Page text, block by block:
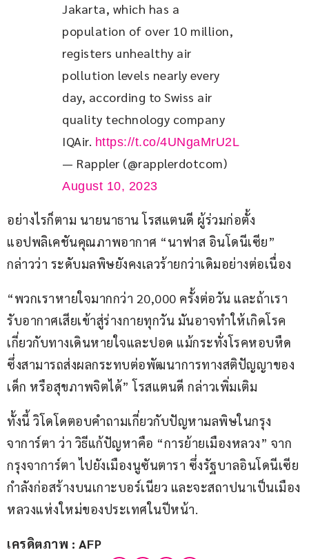
Jakarta, which has a
population of over 10 million,
registers unhealthy air
pollution levels nearly every
day, according to Swiss air
quality technology company
IQAir. https://t.co/4UNgaMrU2L
— Rappler (@rapplerdotcom)
August 10, 2023
อย่างไรก็ตาม นายนาธาน โรสแตนดี ผู้ร่วมก่อตั้ง
แอปพลิเคชันคุณภาพอากาศ “นาฟาส อินโดนีเซีย”
กล่าวว่า ระดับมลพิษยังคงเลวร้ายกว่าเดิมอย่างต่อเนื่อง
“พวกเราหายใจมากกว่า 20,000 ครั้งต่อวัน และถ้าเรา
รับอากาศเสียเข้าสู่ร่างกายทุกวัน มันอาจทำให้เกิดโรค
เกี่ยวกับทางเดินหายใจและปอด แม้กระทั่งโรคหอบหืด
ซึ่งสามารถส่งผลกระทบต่อพัฒนาการทางสติปัญญาของ
เด็ก หรือสุขภาพจิตได้” โรสแตนดี กล่าวเพิ่มเติม
ทั้งนี้ วิโดโดตอบคำถามเกี่ยวกับปัญหามลพิษในกรุง
จาการ์ตา ว่า วิธีแก้ปัญหาคือ “การย้ายเมืองหลวง” จาก
กรุงจาการ์ตา ไปยังเมืองนูซันตารา ซึ่งรัฐบาลอินโดนีเซีย
กำลังก่อสร้างบนเกาะบอร์เนียว และจะสถาปนาเป็นเมือง
หลวงแห่งใหม่ของประเทศในปีหน้า.
เครดิตภาพ : AFP